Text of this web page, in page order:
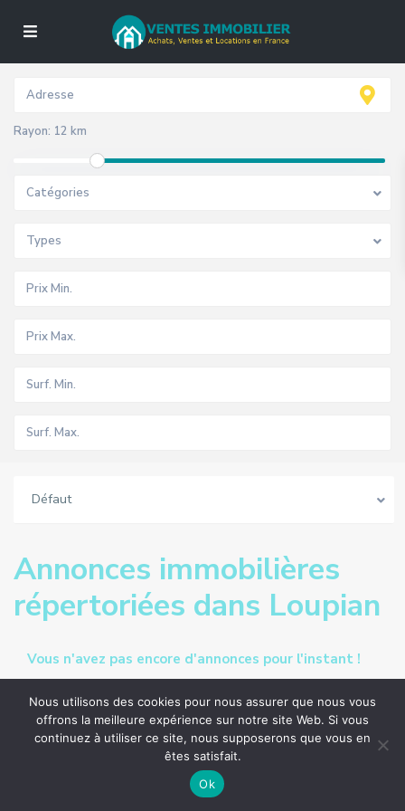
Rayon: 12 km
Catégories
Types
Défaut
Annonces immobilières
répertoriées dans Loupian
Vous n'avez pas encore d'annonces pour l'instant !
Nous utilisons des cookies pour nous assurer que nous vous
offrons la meilleure expérience sur notre site Web. Si vous
continuez à utiliser ce site, nous supposerons que vous en
êtes satisfait.
Ok